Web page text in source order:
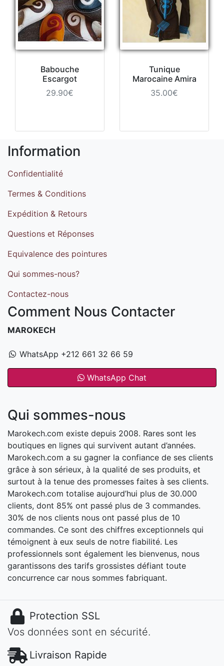
Babouche
Escargot
29.90€
Tunique
Marocaine Amira
35.00€
Information
Confidentialité
Termes & Conditions
Expédition & Retours
Questions et Réponses
Equivalence des pointures
Qui sommes-nous?
Contactez-nous
Comment Nous Contacter
MAROKECH
WhatsApp +212 661 32 66 59
WhatsApp Chat
Qui sommes-nous
Marokech.com existe depuis 2008. Rares sont les
boutiques en lignes qui survivent autant d’années.
Marokech.com a su gagner la confiance de ses clients
grâce à son sérieux, à la qualité de ses produits, et
surtout à la tenue des promesses faites à ses clients.
Marokech.com totalise aujourd’hui plus de 30.000
clients, dont 85% ont passé plus de 3 commandes.
30% de nos clients nous ont passé plus de 10
commandes. Ce sont des chiffres exceptionnels qui
témoignent à eux seuls de notre fiabilité. Les
professionnels sont également les bienvenus, nous
garantissons des tarifs grossistes défiant toute
concurrence car nous sommes fabriquant.
Protection SSL
Vos données sont en sécurité.
Livraison Rapide